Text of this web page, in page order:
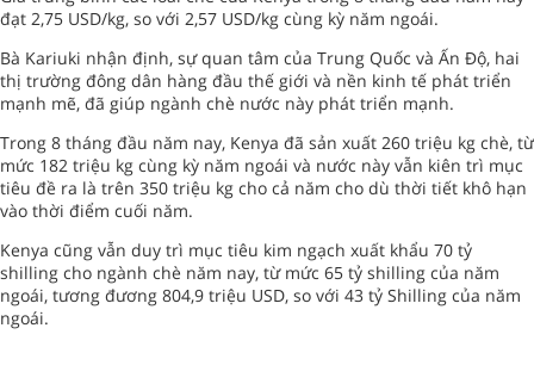
đạt 2,75 USD/kg, so với 2,57 USD/kg cùng kỳ năm ngoái.
Bà Kariuki nhận định, sự quan tâm của Trung Quốc và Ấn Độ, hai
thị trường đông dân hàng đầu thế giới và nền kinh tế phát triển
mạnh mẽ, đã giúp ngành chè nước này phát triển mạnh.
Trong 8 tháng đầu năm nay, Kenya đã sản xuất 260 triệu kg chè, từ
mức 182 triệu kg cùng kỳ năm ngoái và nước này vẫn kiên trì mục
tiêu đề ra là trên 350 triệu kg cho cả năm cho dù thời tiết khô hạn
vào thời điểm cuối năm.
Kenya cũng vẫn duy trì mục tiêu kim ngạch xuất khẩu 70 tỷ
shilling cho ngành chè năm nay, từ mức 65 tỷ shilling của năm
ngoái, tương đương 804,9 triệu USD, so với 43 tỷ Shilling của năm
ngoái.